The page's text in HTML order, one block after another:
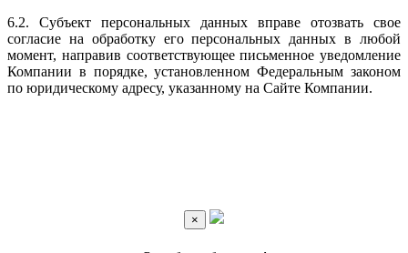
6.2. Субъект персональных данных вправе отозвать свое
согласие на обработку его персональных данных в любой
момент, направив соответствующее письменное уведомление
Компании в порядке, установленном Федеральным законом
по юридическому адресу, указанному на Сайте Компании.
×